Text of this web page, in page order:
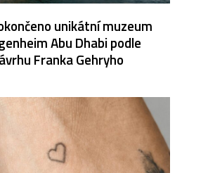
unikátní muzeum
Abu Dhabi podle
Franka Gehryho